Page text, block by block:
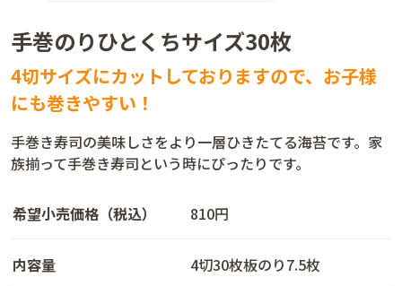
手巻のりひとくちサイズ30枚
4切サイズにカットしておりますので、お子様
にも巻きやすい！
手巻き寿司の美味しさをより一層ひきたてる海苔です。家
族揃って手巻き寿司という時にぴったりです。
希望小売価格（税込） 810円
内容量 4切30枚板のり7.5枚